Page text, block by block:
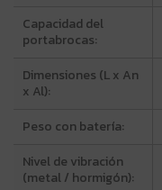
Capacidad del
portabrocas:
Dimensiones (L x An
x Al):
Peso con batería:
Nivel de vibración
(metal / hormigón):